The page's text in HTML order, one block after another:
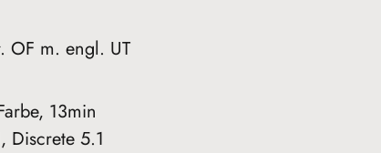
OF m. engl. UT
13min
Discrete 5.1